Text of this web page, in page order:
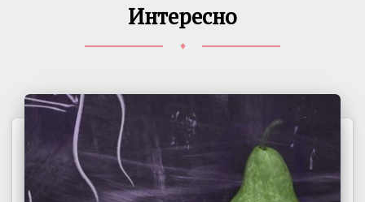
Интересно
♦